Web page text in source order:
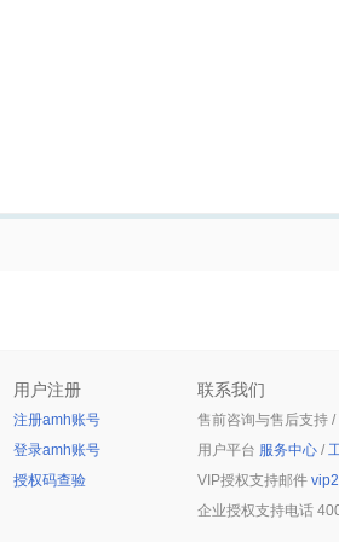
用户注册
注册amh账号
登录amh账号
授权码查验
联系我们
售前咨询与售后支持 /
用户平台 服务中心 /
VIP授权支持邮件
企业授权支持电话